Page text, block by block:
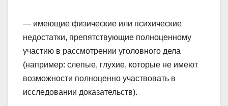
— имеющие физические или психические
недостатки, препятствующие полноценному
участию в рассмотрении уголовного дела
(например: слепые, глухие, которые не имеют
возможности полноценно участвовать в
исследовании доказательств).